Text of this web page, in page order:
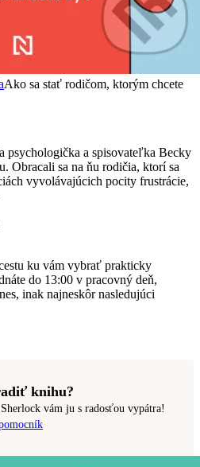
Ako sa stať rodičom, ktorým chcete
psychologička a spisovateľka Becky
Obracali sa na ňu rodičia, ktorí sa
vyvolávajúcich pocity frustrácie,
ku vám vybrať prakticky
do 13:00 v pracovný deň,
inak najneskôr nasledujúci
knihu?
vám ju s radosťou vypátra!